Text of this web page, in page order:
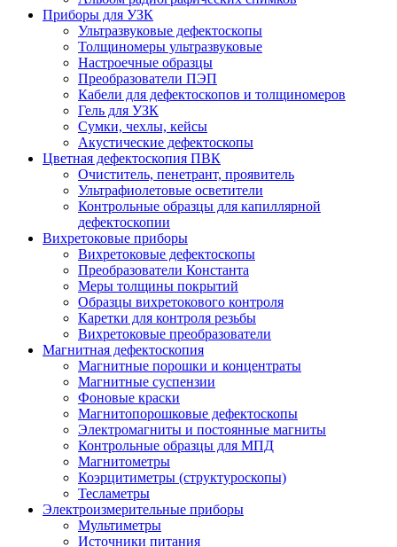
Приборы для УЗК
Ультразвуковые дефектоскопы
Толщиномеры ультразвуковые
Настроечные образцы
Преобразователи ПЭП
Кабели для дефектоскопов и толщиномеров
Гель для УЗК
Сумки, чехлы, кейсы
Акустические дефектоскопы
Цветная дефектоскопия ПВК
Очиститель, пенетрант, проявитель
Ультрафиолетовые осветители
Контрольные образцы для капиллярной
дефектоскопии
Вихретоковые приборы
Вихретоковые дефектоскопы
Преобразователи Константа
Меры толщины покрытий
Образцы вихретокового контроля
Каретки для контроля резьбы
Вихретоковые преобразователи
Магнитная дефектоскопия
Магнитные порошки и концентраты
Магнитные суспензии
Фоновые краски
Магнитопорошковые дефектоскопы
Электромагниты и постоянные магниты
Контрольные образцы для МПД
Магнитометры
Коэрцитиметры (структуроскопы)
Тесламетры
Электроизмерительные приборы
Мультиметры
Источники питания